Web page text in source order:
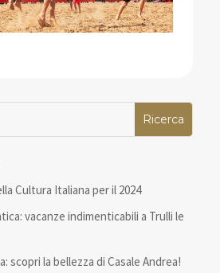
Cultura Italiana per il 2024
vacanze indimenticabili a Trulli le
scopri la bellezza di Casale Andrea!